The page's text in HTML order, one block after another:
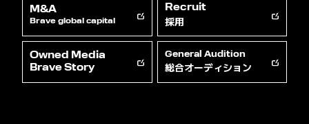
M&A
Brave global capital
Recruit
採用
Owned Media
Brave Story
General Audition
総合オーディション